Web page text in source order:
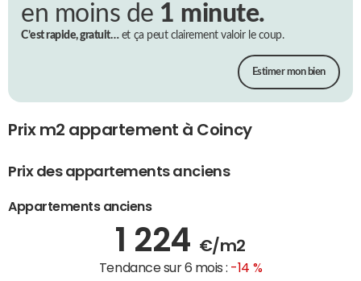
en moins de 1 minute.
C’est rapide, gratuit…et ça peut clairement valoir le coup.
Estimer mon bien
Prix m2 appartement à Coincy
Prix des appartements anciens
Appartements anciens
1 224 €/m2
Tendance sur 6 mois : -14 %